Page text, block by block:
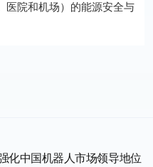
医院和机场）的能源安全与
升人工智能数据中心与先进制
化中国机器人市场领导地位